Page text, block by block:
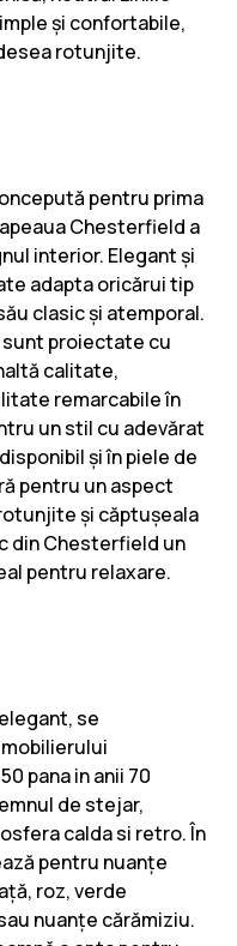
și confortabile,
rotunjite.
pentru prima
Chesterfield a
interior. Elegant și
adapta oricărui tip
clasic și atemporal.
proiectate cu
calitate,
remarcabile în
un stil cu adevărat
și în piele de
pentru un aspect
și căptușeala
din Chesterfield un
pentru relaxare.
se
pana in anii 70
de stejar,
calda si retro. În
pentru nuanțe
roz, verde
nuanțe cărămiziu.